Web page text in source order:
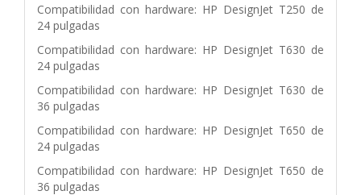
Compatibilidad con hardware: HP DesignJet T250 de
24 pulgadas
Compatibilidad con hardware: HP DesignJet T630 de
24 pulgadas
Compatibilidad con hardware: HP DesignJet T630 de
36 pulgadas
Compatibilidad con hardware: HP DesignJet T650 de
24 pulgadas
Compatibilidad con hardware: HP DesignJet T650 de
36 pulgadas